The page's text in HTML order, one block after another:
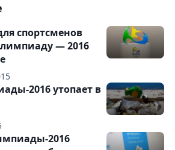
спортсменов
— 2016
2016 утопает в
2016